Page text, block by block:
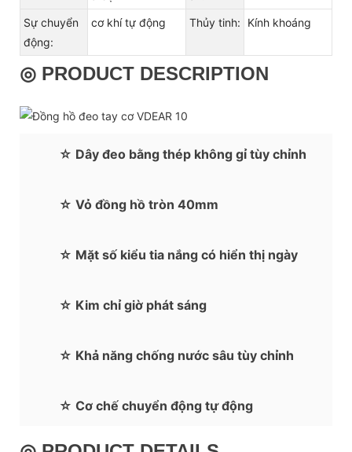
Sự chuyển
động:
cơ khí tự động Thủy tinh: Kính khoáng
◎ PRODUCT DESCRIPTION
☆ Dây đeo bằng thép không gỉ tùy chỉnh
☆ Vỏ đồng hồ tròn 40mm
☆ Mặt số kiểu tia nắng có hiển thị ngày
☆ Kim chỉ giờ phát sáng
☆ Khả năng chống nước sâu tùy chỉnh
☆ Cơ chế chuyển động tự động